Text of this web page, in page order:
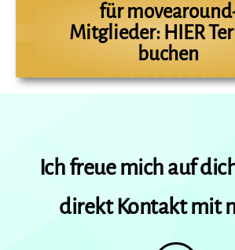
für
Mitglieder: HIER
buchen
Ich freue mich auf
direkt Kontakt mit